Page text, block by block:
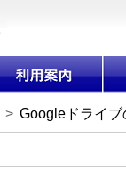
> Googleドライブ